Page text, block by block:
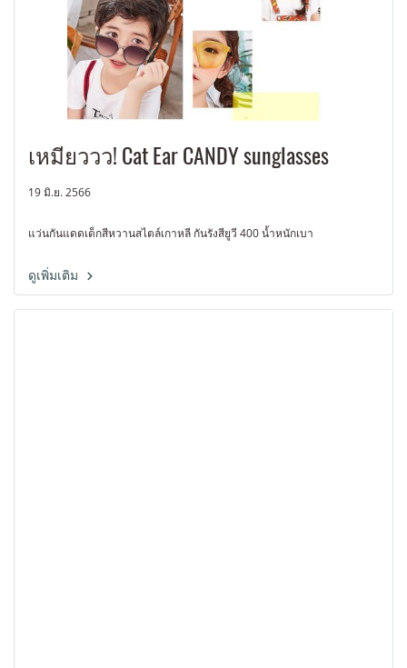
เหมียววว! Cat Ear CANDY sunglasses
19 มิ.ย. 2566
แว่นกันแดดเด็กสีหวานสไตล์เกาหลี กันรังสียูวี 400 น้ำหนักเบา
ดูเพิ่มเติม